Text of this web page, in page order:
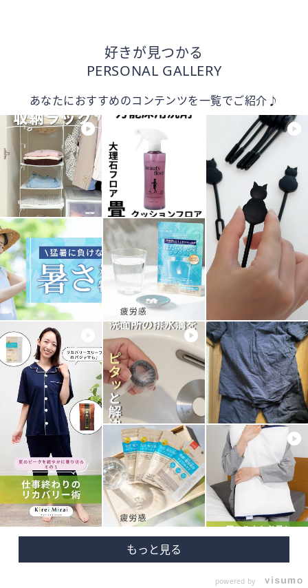
好きが見つかる
PERSONAL GALLERY
あなたにおすすめのコンテンツを一覧でご紹介♪
powered by